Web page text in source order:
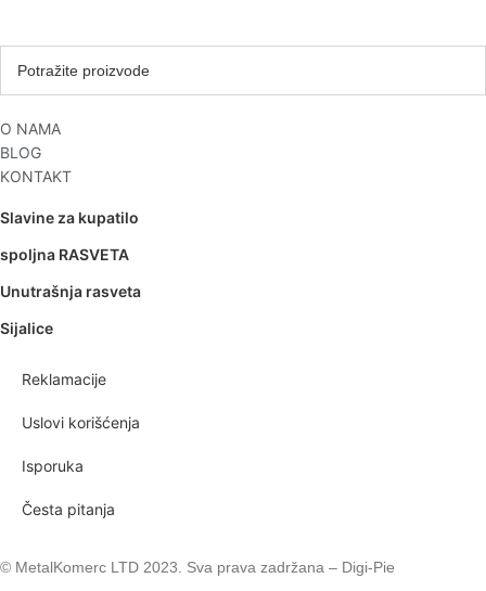
O NAMA
BLOG
KONTAKT
Slavine za kupatilo
spoljna RASVETA
Unutrašnja rasveta
Sijalice
Reklamacije
Uslovi korišćenja
Isporuka
Česta pitanja
© MetalKomerc LTD 2023. Sva prava zadržana – Digi-Pie